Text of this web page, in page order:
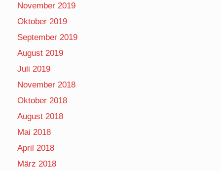
November 2019
Oktober 2019
September 2019
August 2019
Juli 2019
November 2018
Oktober 2018
August 2018
Mai 2018
April 2018
März 2018